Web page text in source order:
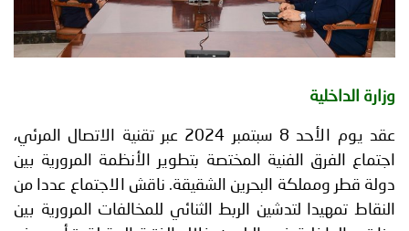
الأمانة
من
نحن
اتصل
بنا
وزارة الداخلية
عقد يوم الأحد 8 سبتمبر 2024 عبر تقنية الاتصال المرئي،
اجتماع الفرق الفنية المختصة بتطوير الأنظمة المرورية بين
دولة قطر ومملكة البحرين الشقيقة. ناقش الاجتماع عددا من
النقاط تمهيدا لتدشين الربط الثنائي للمخالفات المرورية بين